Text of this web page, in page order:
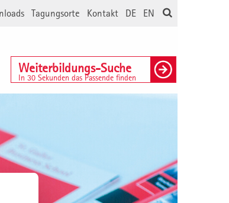
EN
DE
Kontakt
Tagungsorte
Weiterbildungs-Suche
In 30 Sekunden das Passende finden